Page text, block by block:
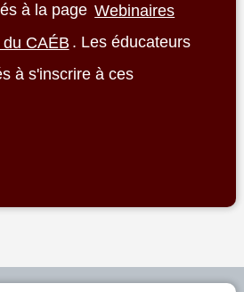
à la page Webinaires
CAÉB . Les éducateurs
à s'inscrire à ces